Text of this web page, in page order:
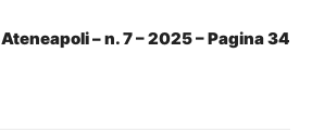
Ateneapoli – n. 7 – 2025 – Pagina 34